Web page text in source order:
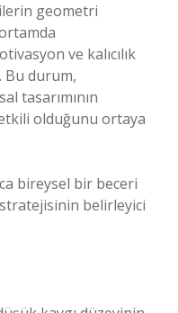
geometri
ve kalıcılık
durum,
tasarımının
olduğunu ortaya
bireysel bir beceri
belirleyici